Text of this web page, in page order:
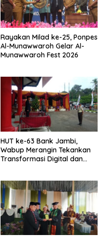
Rayakan Milad ke-25, Ponpes
Al-Munawwaroh Gelar Al-
Munawwaroh Fest 2026
HUT ke-63 Bank Jambi,
Wabup Merangin Tekankan
Transformasi Digital dan